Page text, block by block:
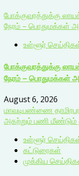
போக்குவரத்துக்கு
நேரம் – பொதுமக்கள்
உள்ளூர்
போக்குவரத்துக்கு
நேரம் – பொதுமக்கள்
August 6, 2026
மாவடிபண்ணை
அகற்றும் பணி மீண்டும்
உள்ளூர்
கட்டுரைகள்
முக்கிய